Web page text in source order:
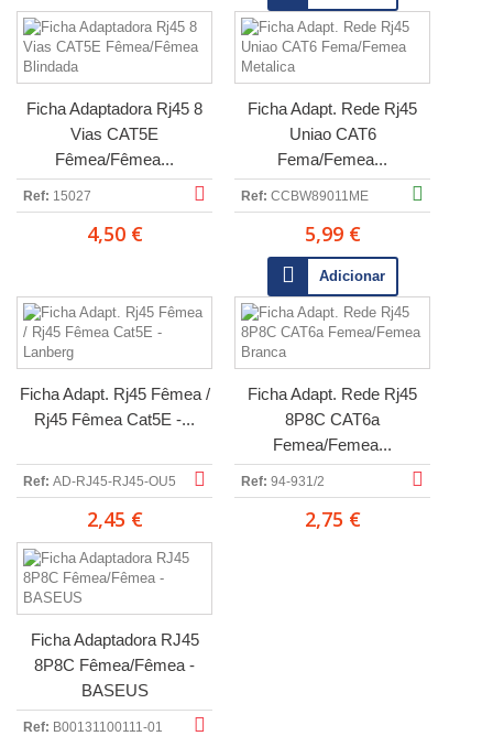
Ficha Adaptadora Rj45 8
Vias CAT5E
Fêmea/Fêmea...
Ref: 15027
4,50 €
Ficha Adapt. Rede Rj45
Uniao CAT6
Fema/Femea...
Ref: CCBW89011ME
5,99 €
Adicionar
Ficha Adapt. Rj45 Fêmea /
Rj45 Fêmea Cat5E -...
Ref: AD-RJ45-RJ45-OU5
2,45 €
Ficha Adapt. Rede Rj45
8P8C CAT6a
Femea/Femea...
Ref: 94-931/2
2,75 €
Ficha Adaptadora RJ45
8P8C Fêmea/Fêmea -
BASEUS
Ref: B00131100111-01